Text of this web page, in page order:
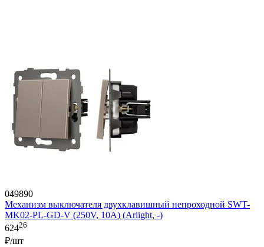
049890
Механизм выключателя двухклавишный непроходной SWT-
MK02-PL-GD-V (250V, 10A) (Arlight, -)
62426
₽/шт